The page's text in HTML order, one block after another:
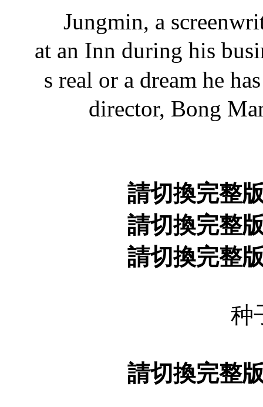
Jungmin, a
at an Inn during his
s real or a dream he
director, Bong
請切換完整
請切換完整
請切換完整
种
請切換完整